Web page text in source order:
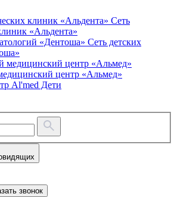
Сеть
«Альдента»
Сеть детских
центр «Альмед»
звонок